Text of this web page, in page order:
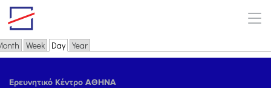
Skip to main content
Primary tabs
Week Day(active tab)
Year
Ερευνητικό Κέντρο ΑΘΗΝΑ